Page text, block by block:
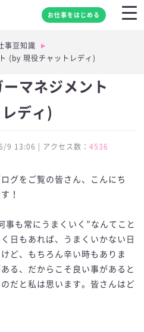
お仕事をはじめる
事豆知識
(by 現役チャットレディ)
マネジメント
ディ)
9 13:06 | アクセス数：4536
グをご覧の皆さん、こんにち
！
事も常にうまくいく”なんてこと
日もあれば、うまくいかない日
ど、もちろん辛い時もありま
る、だからこそ良い事があると
だと私は思います。皆さんはど